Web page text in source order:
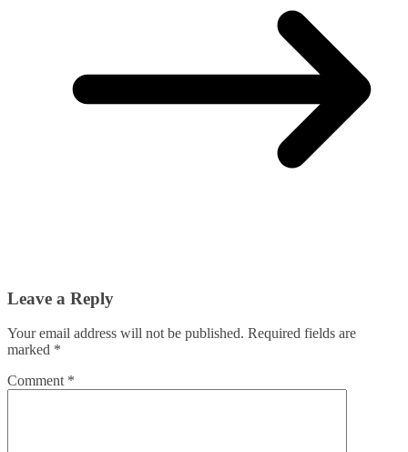
Leave a Reply
Your email address will not be published. Required fields are
marked *
Comment *